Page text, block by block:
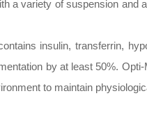
a variety of suspension and
Using Opti-
insulin, transferrin,
by at least 50%.
to maintain